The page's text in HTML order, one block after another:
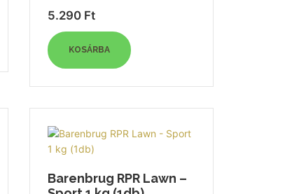
5.290 Ft
KOSÁRBA
Barenbrug RPR Lawn –